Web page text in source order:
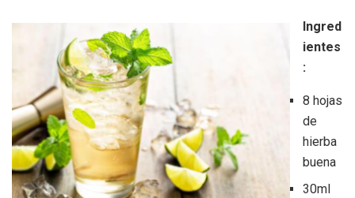
Ingred
ientes
:
8 hojas
de
hierba
buena
30ml